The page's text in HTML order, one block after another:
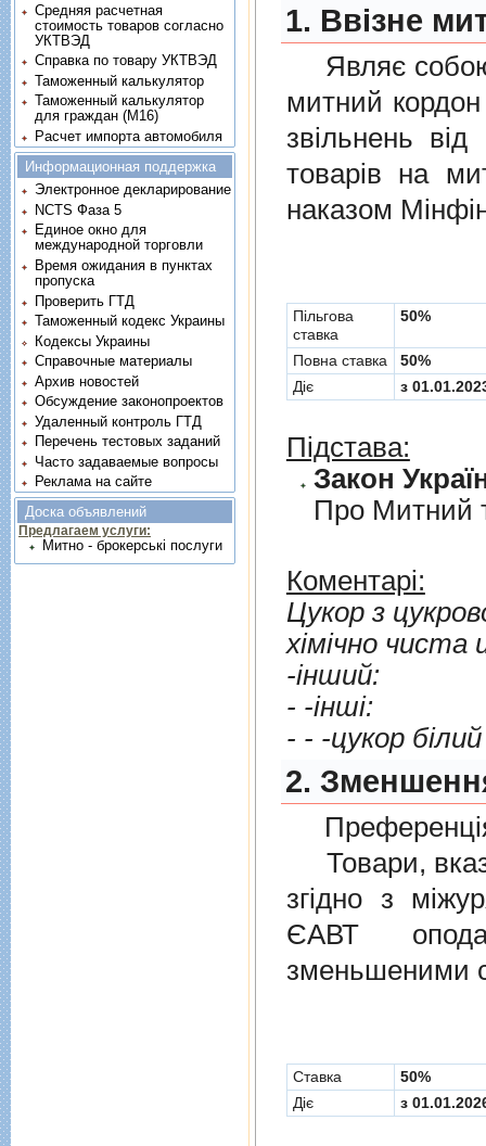
1. Ввізне
Являє собою
митний
звiльнень вiд
товарiв на
наказом
Пільгова
ставка
50%
Повна ставка
50%
Діє
з
Підстава:
Закон
Про Митний
Коментарі:
Цукор з
хiмiчно чиста
-iнший:
- -iншi:
- - -цукор бiлий
2.
Товари,
згiдно з
ЄАВТ
зменьшеними
Cтавка
50%
Діє
з
Средняя расчетная
стоимость товаров согласно
УКТВЭД
Справка по товару УКТВЭД
Таможенный калькулятор
Таможенный калькулятор
для граждан (M16)
Расчет импорта автомобиля
Информационная поддержка
Электронное декларирование
NCTS Фаза 5
Единое окно для
международной торговли
Время ожидания в пунктах
пропуска
Проверить ГТД
Таможенный кодекс Украины
Кодексы Украины
Справочные материалы
Архив новостей
Обсуждение законопроектов
Удаленный контроль ГТД
Перечень тестовых заданий
Часто задаваемые вопросы
Реклама на сайте
Доска объявлений
Предлагаем услуги:
Митно - брокерські послуги